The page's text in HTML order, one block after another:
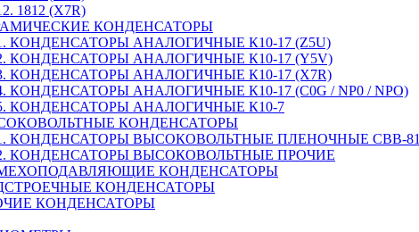
1812 (X7R)
КОНДЕНСАТОРЫ
КОНДЕНСАТОРЫ АНАЛОГИЧНЫЕ К10-17 (Z5U)
КОНДЕНСАТОРЫ АНАЛОГИЧНЫЕ К10-17 (Y5V)
КОНДЕНСАТОРЫ АНАЛОГИЧНЫЕ К10-17 (X7R)
КОНДЕНСАТОРЫ АНАЛОГИЧНЫЕ К10-17 (C0G / NP0 / NPO)
КОНДЕНСАТОРЫ АНАЛОГИЧНЫЕ К10-7
КОНДЕНСАТОРЫ
КОНДЕНСАТОРЫ ВЫСОКОВОЛЬТНЫЕ ПЛЕНОЧНЫЕ CBB-81
КОНДЕНСАТОРЫ ВЫСОКОВОЛЬТНЫЕ ПРОЧИЕ
КОНДЕНСАТОРЫ
КОНДЕНСАТОРЫ
КОНДЕНСАТОРЫ